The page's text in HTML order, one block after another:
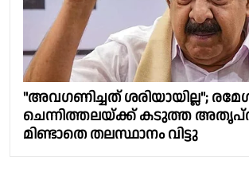
"അവഗണിച്ചത് ശരിയായില്ല";
ചെന്നിത്തലയ്ക്ക് കടുത്ത
മിണ്ടാതെ തലസ്ഥാനം വിട്ടു